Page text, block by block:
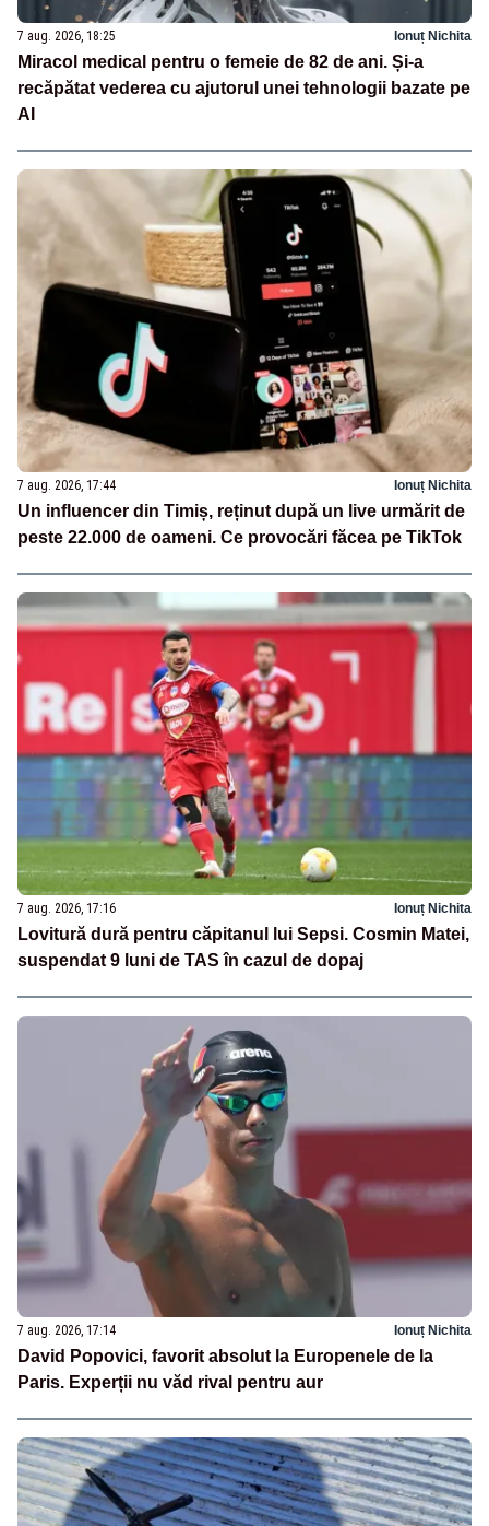
7 aug. 2026, 18:25 Ionuț Nichita
Miracol medical pentru o femeie de 82 de ani. Și-a
recăpătat vederea cu ajutorul unei tehnologii bazate pe
AI
7 aug. 2026, 17:44 Ionuț Nichita
Un influencer din Timiș, reținut după un live urmărit de
peste 22.000 de oameni. Ce provocări făcea pe TikTok
7 aug. 2026, 17:16 Ionuț Nichita
Lovitură dură pentru căpitanul lui Sepsi. Cosmin Matei,
suspendat 9 luni de TAS în cazul de dopaj
7 aug. 2026, 17:14 Ionuț Nichita
David Popovici, favorit absolut la Europenele de la
Paris. Experții nu văd rival pentru aur